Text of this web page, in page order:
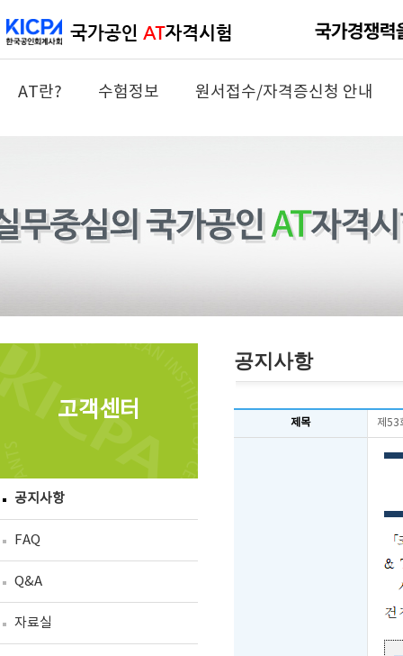
AT란? 수험정보 원서접수/자격증신청 안내
고객센터
공지사항
FAQ
Q&A
자료실
공지사항
제목 제53